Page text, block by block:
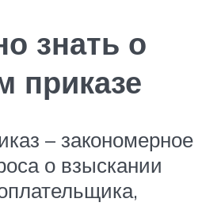
знать о
приказе
– закономерное
о взыскании